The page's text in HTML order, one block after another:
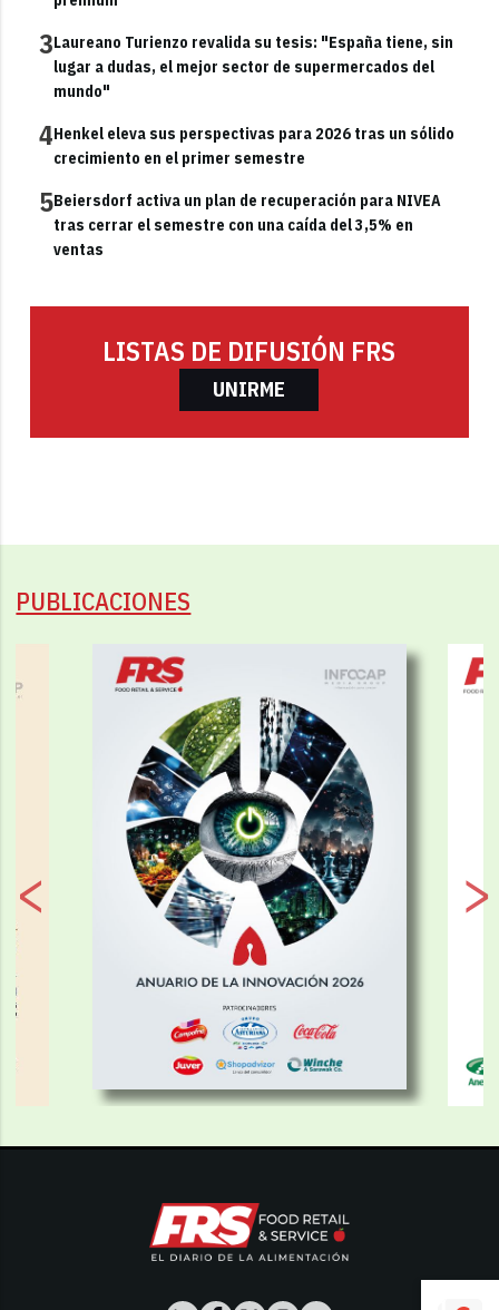
3Laureano Turienzo revalida su tesis: "España tiene, sin
lugar a dudas, el mejor sector de supermercados del
mundo"
4Henkel eleva sus perspectivas para 2026 tras un sólido
crecimiento en el primer semestre
5Beiersdorf activa un plan de recuperación para NIVEA
tras cerrar el semestre con una caída del 3,5% en
ventas
LISTAS DE DIFUSIÓN FRS
UNIRME
PUBLICACIONES